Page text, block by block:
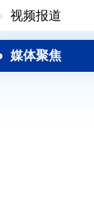
视频报道
媒体聚焦